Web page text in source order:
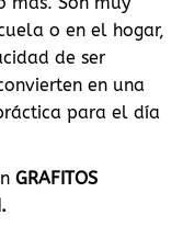
o en el hogar,
de ser
en una
para el día
GRAFITOS